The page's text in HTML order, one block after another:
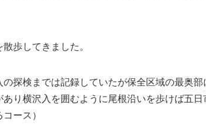
歩してきました。
探検までは記録していたが保全区域の最奥
り横沢入を囲むように尾根沿いを歩けば五日
ース）